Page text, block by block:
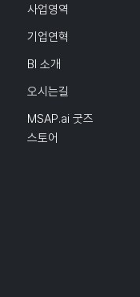
사업영역
기업연혁
BI 소개
오시는길
MSAP.ai 굿즈
스토어